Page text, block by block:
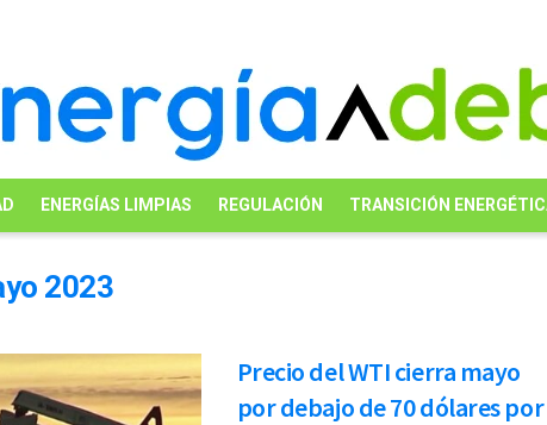
ENERGÍAS LIMPIAS REGULACIÓN TRANSICIÓN
2023
Precio del WTI cierra mayo
por debajo de 70 dólares por